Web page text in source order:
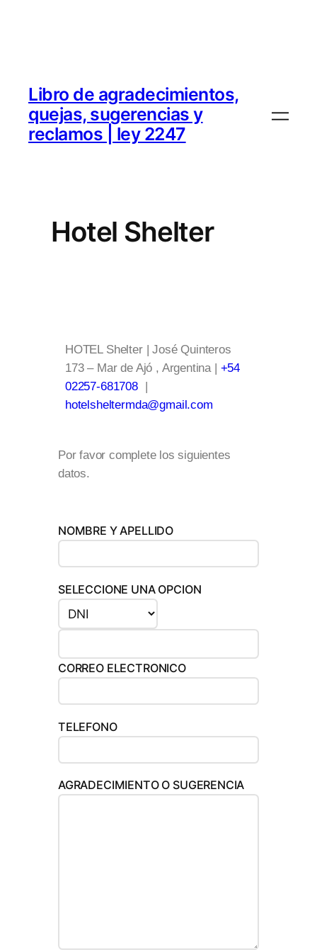
Libro de agradecimientos,
quejas, sugerencias y
reclamos | ley 2247
Hotel Shelter
HOTEL Shelter | José Quinteros
173 – Mar de Ajó , Argentina | +54
02257-681708 |
hotelsheltermda@gmail.com
Por favor complete los siguientes
datos.
NOMBRE Y APELLIDO
SELECCIONE UNA OPCION
CORREO ELECTRONICO
TELEFONO
AGRADECIMIENTO O SUGERENCIA